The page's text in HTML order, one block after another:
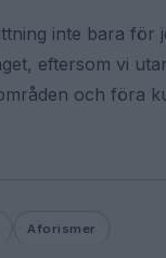
inte bara för
eftersom vi
och föra
Aforismer